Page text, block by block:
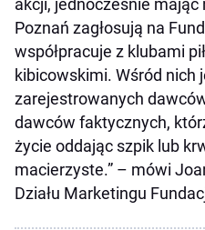
akcji, jednocześnie mając
Poznań zagłosują na
współpracuje z klubami
kibicowskimi. Wśród nich
zarejestrowanych
dawców faktycznych,
życie oddając szpik lub
macierzyste.” – mówi
Działu Marketingu